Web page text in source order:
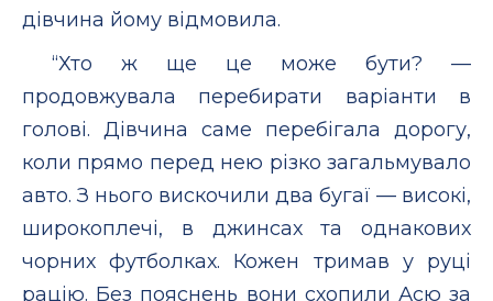
дівчина йому відмовила.
“Хто ж ще це може бути? —
продовжувала перебирати варіанти в
голові. Дівчина саме перебігала дорогу,
коли прямо перед нею різко загальмувало
авто. З нього вискочили два бугаї — високі,
широкоплечі, в джинсах та однакових
чорних футболках. Кожен тримав у руці
рацію. Без пояснень вони схопили Асю за